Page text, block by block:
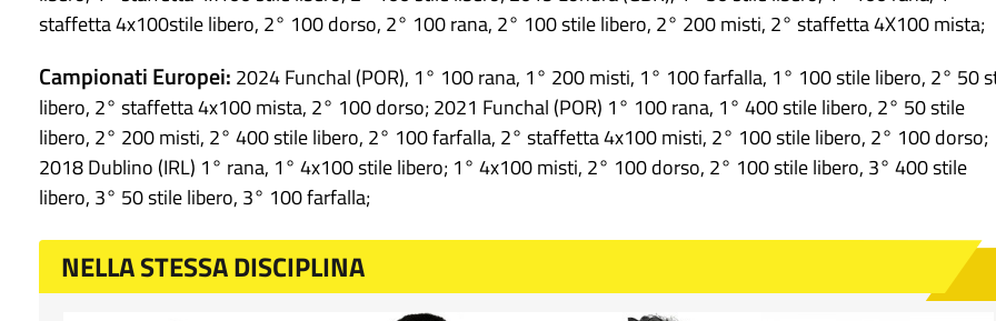
staffetta 4x100stile libero, 2° 100 dorso, 2° 100 rana, 2° 100 stile libero, 2° 200 misti, 2° staffetta 4X100 mista;
Campionati Europei: 2024 Funchal (POR), 1° 100 rana, 1° 200 misti, 1° 100 farfalla, 1° 100 stile libero, 2° 50
libero, 2° staffetta 4x100 mista, 2° 100 dorso; 2021 Funchal (POR) 1° 100 rana, 1° 400 stile libero, 2° 50 stile
libero, 2° 200 misti, 2° 400 stile libero, 2° 100 farfalla, 2° staffetta 4x100 misti, 2° 100 stile libero, 2° 100 dorso;
2018 Dublino (IRL) 1° rana, 1° 4x100 stile libero; 1° 4x100 misti, 2° 100 dorso, 2° 100 stile libero, 3° 400 stile
libero, 3° 50 stile libero, 3° 100 farfalla;
NELLA STESSA DISCIPLINA